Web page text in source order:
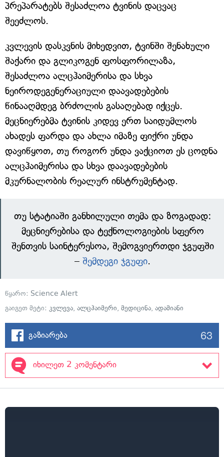
პრეპარატებს შესაძლოა ტვინის დაცვაც
შეეძლოს.
კვლევის დასკვნის მიხედვით, ტვინში შენახული
შაქარი და გლიკოგენ ფოსფორილაზა,
შესაძლოა ალცჰაიმერისა და სხვა
ნეიროდეგენერაციული დაავადებების
წინააღმდეგ ბრძოლის გასაღებად იქცეს.
მეცნიერებმა ტვინის კიდევ ერთ საიდუმლოს
ახადეს ფარდა და ახლა იმაზე ფიქრი უნდა
დავიწყოთ, თუ როგორ უნდა ვაქციოთ ეს ცოდნა
ალცჰაიმერისა და სხვა დაავადებების
მკურნალობის რეალურ ინსტრუმენტად.
თუ სტატიაში განხილული თემა და ზოგადად:
მეცნიერებისა და ტექნოლოგიების სფერო
შენთვის საინტერესოა, შემოგვიერთდი ჯგუფში
– შემდეგი ჯგუფი.
წყარო: Science Alert
გაიგეთ მეტი: კვლევა, ალცჰაიმერი, მედიცინა, ადამიანი
გაზიარება 63
იხილეთ 2 კომენტარი